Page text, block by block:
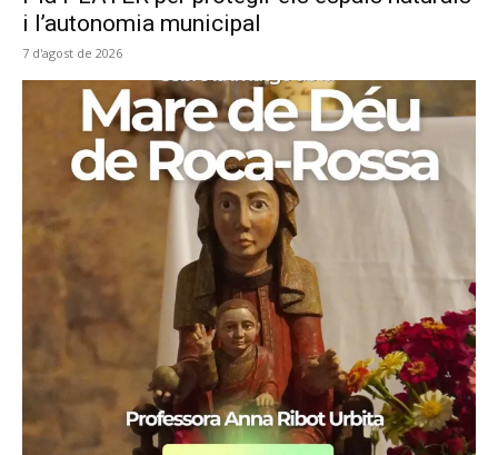
i l’autonomia municipal
7 d'agost de 2026